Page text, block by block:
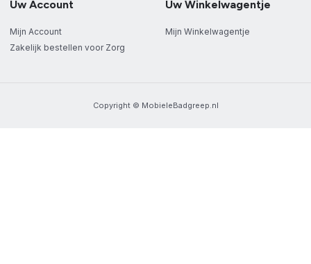
Uw Account
Mijn Account
Zakelijk bestellen voor Zorg
Uw Winkelwagentje
Mijn Winkelwagentje
Copyright © MobieleBadgreep.nl